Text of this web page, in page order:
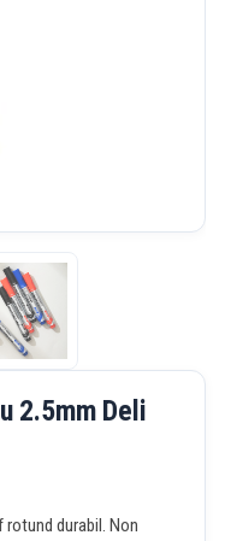
2.5mm Deli
rotund durabil. Non